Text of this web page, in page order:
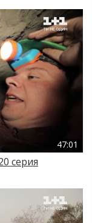
47:01
серия